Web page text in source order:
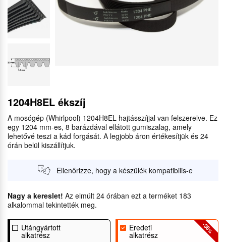
1204H8EL ékszíj
A mosógép (Whirlpool) 1204H8EL hajtásszíjjal van felszerelve. Ez
egy 1204 mm-es, 8 barázdával ellátott gumiszalag, amely
lehetővé teszi a kád forgását. A legjobb áron értékesítjük és 24
órán belül kiszállítjuk.
Ellenőrizze, hogy a készülék kompatibilis-e
Nagy a kereslet! Az elmúlt 24 órában ezt a terméket 183
alkalommal tekintették meg.
Utángyártott
alkatrész
-36
%
Eredeti
alkatrész